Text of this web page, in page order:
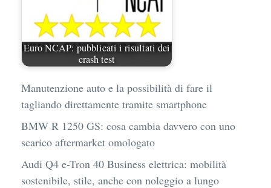
Euro NCAP: pubblicati i risultati dei
crash test
Manutenzione auto e la possibilità di fare il
tagliando direttamente tramite smartphone
BMW R 1250 GS: cosa cambia davvero con uno
scarico aftermarket omologato
Audi Q4 e-Tron 40 Business elettrica: mobilità
sostenibile, stile, anche con noleggio a lungo